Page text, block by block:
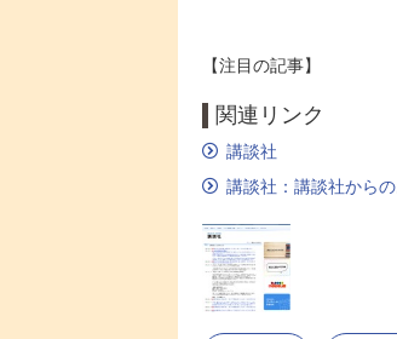
【注目の記事】
関連リンク
講談社
講談社：講談社から